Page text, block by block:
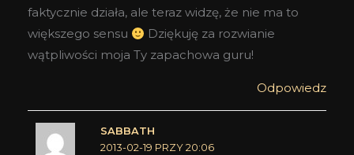
faktycznie działa, ale teraz widzę, że nie ma to
większego sensu
Dziękuję za rozwianie
wątpliwości moja Ty zapachowa guru!
Odpowiedz
SABBATH
2013-02-19 PRZY 20:06